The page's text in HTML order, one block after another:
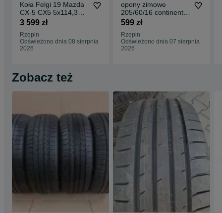
Koła Felgi 19 Mazda
CX-5 CX5 5x114,3
Oryginalne czujniki
225/55/19 z 2024
3 599 zł
Rzepin
Odświeżono dnia 08 sierpnia
2026
opony zimowe
205/60/16 continental
contiviking 6
599 zł
Rzepin
Odświeżono dnia 07 sierpnia
2026
Zobacz też